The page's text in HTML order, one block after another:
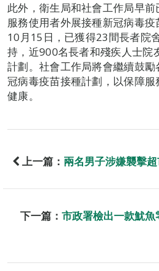
此外，衛生局和社會工作局早
服務使用者外展接種新冠病毒
10月15日，已獲得23間長者院
持，近900名長者和殘疾人士院
計劃。社會工作局將會繼續鼓
冠病毒疫苗接種計劃，以保障
健康。
上一篇： 兩名男子涉嫌襲擊
下一篇： 市政署檢出一款魷